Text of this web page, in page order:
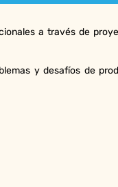
a través de
y desafíos de